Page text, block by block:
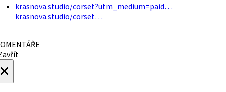
krasnova.studio/corset?utm_medium=paid…
krasnova.studio/corset…